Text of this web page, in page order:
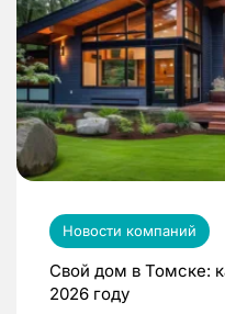
Новости компаний
Свой дом в Томске:
2026 году